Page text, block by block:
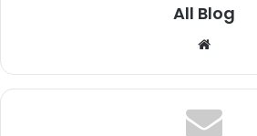
All Blog
Website